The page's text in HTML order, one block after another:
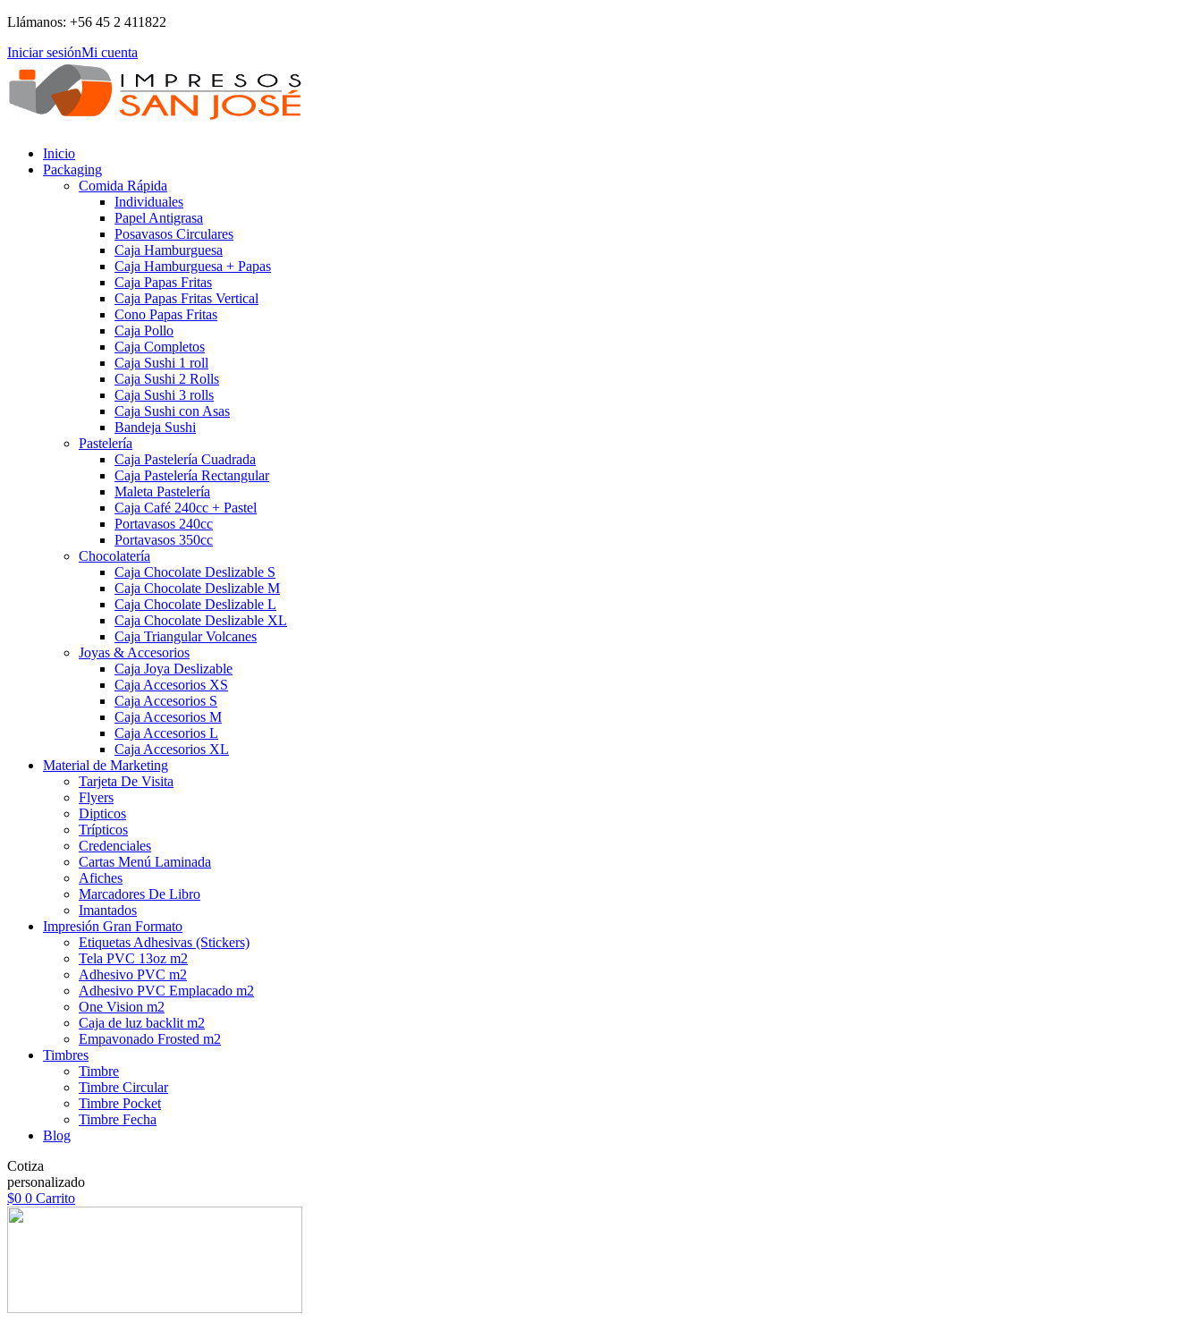
Llámanos: +56 45 2 411822
Iniciar sesiónMi cuenta
Inicio
Packaging
Comida Rápida
Individuales
Papel Antigrasa
Posavasos Circulares
Caja Hamburguesa
Caja Hamburguesa + Papas
Caja Papas Fritas
Caja Papas Fritas Vertical
Cono Papas Fritas
Caja Pollo
Caja Completos
Caja Sushi 1 roll
Caja Sushi 2 Rolls
Caja Sushi 3 rolls
Caja Sushi con Asas
Bandeja Sushi
Pastelería
Caja Pastelería Cuadrada
Caja Pastelería Rectangular
Maleta Pastelería
Caja Café 240cc + Pastel
Portavasos 240cc
Portavasos 350cc
Chocolatería
Caja Chocolate Deslizable S
Caja Chocolate Deslizable M
Caja Chocolate Deslizable L
Caja Chocolate Deslizable XL
Caja Triangular Volcanes
Joyas & Accesorios
Caja Joya Deslizable
Caja Accesorios XS
Caja Accesorios S
Caja Accesorios M
Caja Accesorios L
Caja Accesorios XL
Material de Marketing
Tarjeta De Visita
Flyers
Dipticos
Trípticos
Credenciales
Cartas Menú Laminada
Afiches
Marcadores De Libro
Imantados
Impresión Gran Formato
Etiquetas Adhesivas (Stickers)
Tela PVC 13oz m2
Adhesivo PVC m2
Adhesivo PVC Emplacado m2
One Vision m2
Caja de luz backlit m2
Empavonado Frosted m2
Timbres
Timbre
Timbre Circular
Timbre Pocket
Timbre Fecha
Blog
Cotiza
personalizado
$0 0 Carrito